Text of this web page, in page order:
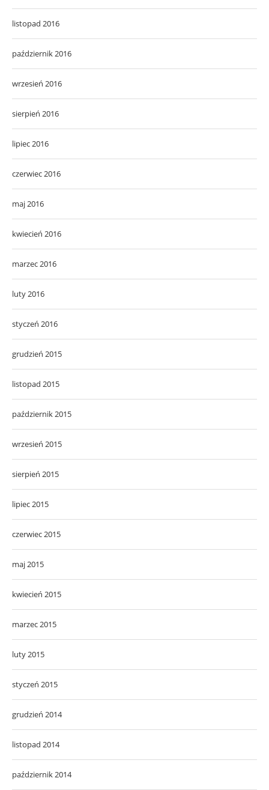
listopad 2016
październik 2016
wrzesień 2016
sierpień 2016
lipiec 2016
czerwiec 2016
maj 2016
kwiecień 2016
marzec 2016
luty 2016
styczeń 2016
grudzień 2015
listopad 2015
październik 2015
wrzesień 2015
sierpień 2015
lipiec 2015
czerwiec 2015
maj 2015
kwiecień 2015
marzec 2015
luty 2015
styczeń 2015
grudzień 2014
listopad 2014
październik 2014